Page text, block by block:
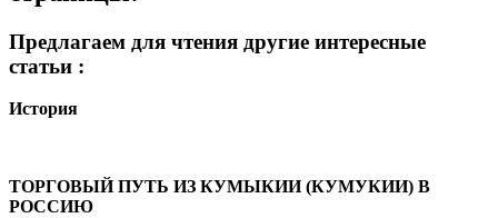
Предлагаем для чтения другие интересные
статьи :
История
ТОРГОВЫЙ ПУТЬ ИЗ КУМЫКИИ (КУМУКИИ) В
РОССИЮ